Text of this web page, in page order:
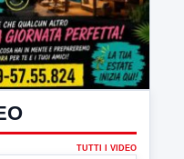
TUTTI I VIDEO